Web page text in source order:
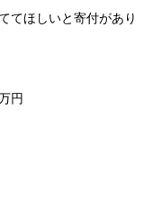
てほしいと寄付があり
円